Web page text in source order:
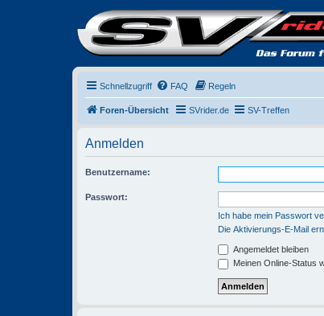
Schnellzugriff FAQ Regeln
Foren-Übersicht SVrider.de SV-Treffen
Anmelden
Benutzername:
Passwort:
Ich habe mein Passwort
Die Aktivierungs-E-Mail
Angemeldet bleiben
Meinen Online-Status